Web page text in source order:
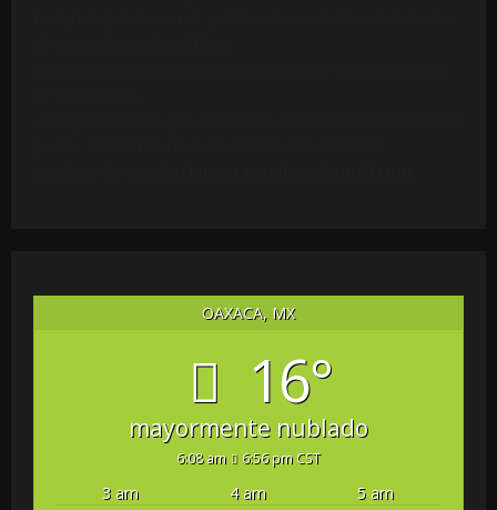
OAXACA, MX
16°
mayormente nublado
6:08 am 6:56 pm CST
3 am 4 am 5 am